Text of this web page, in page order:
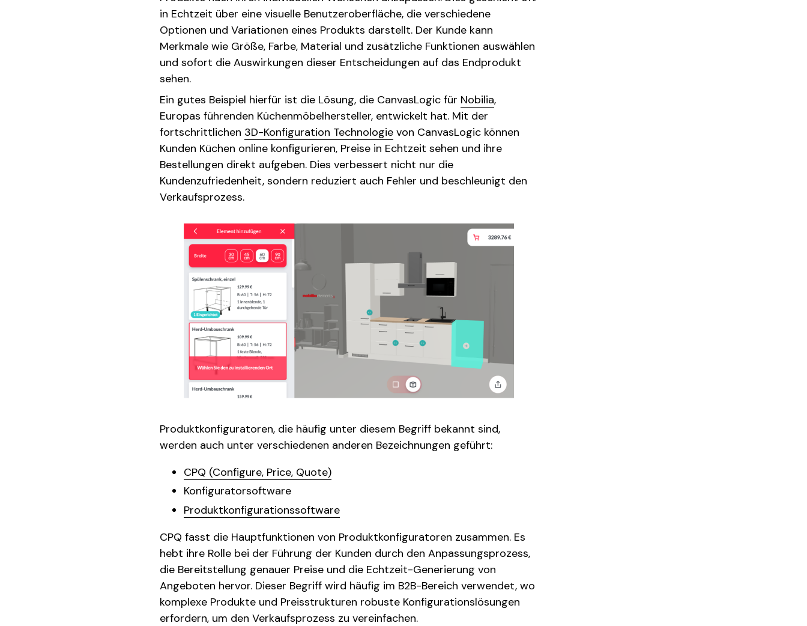
in Echtzeit über eine visuelle Benutzeroberfläche, die verschiedene
Optionen und Variationen eines Produkts darstellt. Der Kunde kann
Merkmale wie Größe, Farbe, Material und zusätzliche Funktionen auswählen
und sofort die Auswirkungen dieser Entscheidungen auf das Endprodukt
sehen.
Ein gutes Beispiel hierfür ist die Lösung, die CanvasLogic für Nobilia,
Europas führenden Küchenmöbelhersteller, entwickelt hat. Mit der
fortschrittlichen 3D-Konfiguration Technologie von CanvasLogic können
Kunden Küchen online konfigurieren, Preise in Echtzeit sehen und ihre
Bestellungen direkt aufgeben. Dies verbessert nicht nur die
Kundenzufriedenheit, sondern reduziert auch Fehler und beschleunigt den
Verkaufsprozess.
Produktkonfiguratoren, die häufig unter diesem Begriff bekannt sind,
werden auch unter verschiedenen anderen Bezeichnungen geführt:
CPQ (Configure, Price, Quote)
Konfiguratorsoftware
Produktkonfigurationssoftware
CPQ fasst die Hauptfunktionen von Produktkonfiguratoren zusammen. Es
hebt ihre Rolle bei der Führung der Kunden durch den Anpassungsprozess,
die Bereitstellung genauer Preise und die Echtzeit-Generierung von
Angeboten hervor. Dieser Begriff wird häufig im B2B-Bereich verwendet, wo
komplexe Produkte und Preisstrukturen robuste Konfigurationslösungen
erfordern, um den Verkaufsprozess zu vereinfachen.